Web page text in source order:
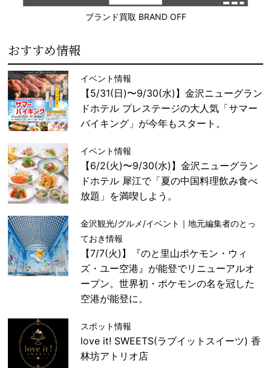
ブランド買取 BRAND OFF
おすすめ情報
イベント情報
【5/31(日)〜9/30(水)】金沢ニューグラン
ドホテル プレステージの大人気「サマー
バイキング」が今年もスタート。
イベント情報
【6/2(火)〜9/30(水)】金沢ニューグラン
ドホテル 犀江で「夏の中国料理飲み食べ
放題」を満喫しよう。
金沢観光/グルメ/イベント｜地元編集者のとっ
ておき情報
【7/7(火)】『のと里山ポケモン・ウィ
ズ・ユー空港』が能登でリニューアルオ
ープン。世界初・ポケモンの名を冠した
空港が能登に。
スポット情報
love it! SWEETS(ラブイットスイーツ) 香
林坊アトリオ店